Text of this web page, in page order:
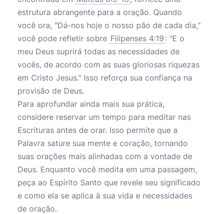
estrutura abrangente para a oração. Quando
você ora, "Dá-nos hoje o nosso pão de cada dia,"
você pode refletir sobre Filipenses 4:19 : "E o
meu Deus suprirá todas as necessidades de
vocês, de acordo com as suas gloriosas riquezas
em Cristo Jesus." Isso reforça sua confiança na
provisão de Deus.
Para aprofundar ainda mais sua prática,
considere reservar um tempo para meditar nas
Escrituras antes de orar. Isso permite que a
Palavra sature sua mente e coração, tornando
suas orações mais alinhadas com a vontade de
Deus. Enquanto você medita em uma passagem,
peça ao Espírito Santo que revele seu significado
e como ela se aplica à sua vida e necessidades
de oração.